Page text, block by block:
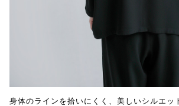
身体のラインを拾いにくく、美しいシルエッ